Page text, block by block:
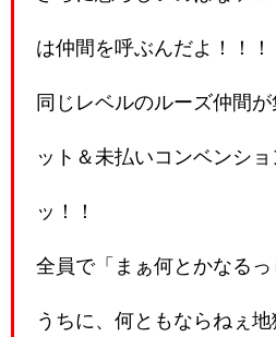
は仲間を呼ぶんだよ！！！
同じレベルのルーズ仲間
ット＆未払いコンベンシ
ッ！！
全員で「まぁ何とかなる
うちに、何ともならねぇ